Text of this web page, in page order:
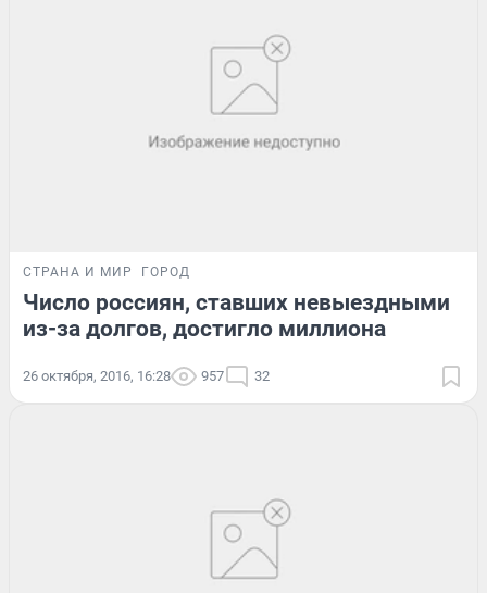
СТРАНА И МИР ГОРОД
Число россиян, ставших невыездными
из-за долгов, достигло миллиона
26 октября, 2016, 16:28 957 32